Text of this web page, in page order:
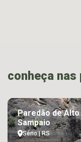
conheça
Paredão de Alto
Sampaio
Sério | RS